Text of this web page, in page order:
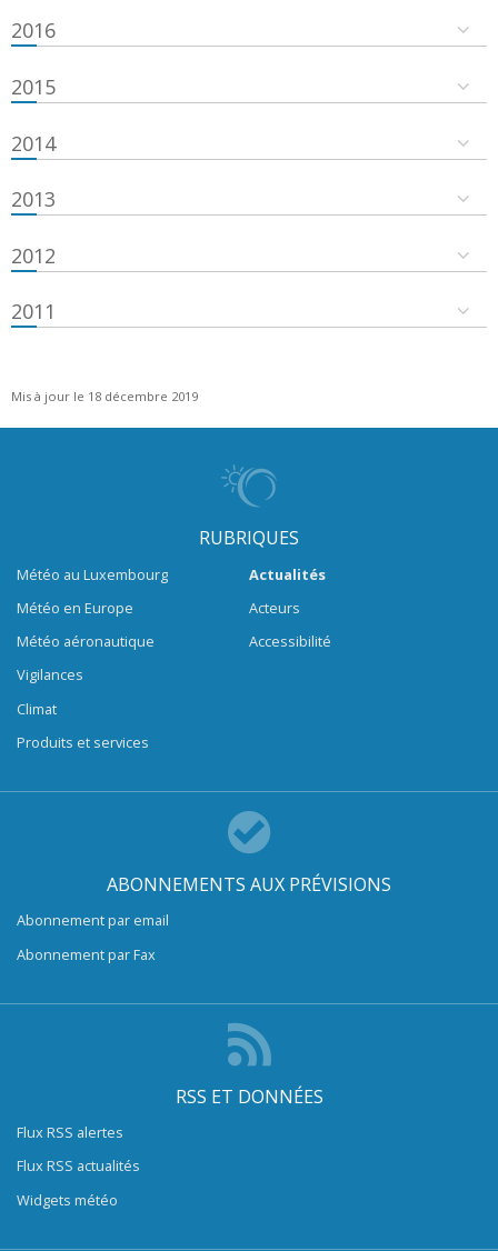
2016
2015
2014
2013
2012
2011
Mis à jour le 18 décembre 2019
RUBRIQUES
Météo au Luxembourg
Météo en Europe
Météo aéronautique
Vigilances
Climat
Produits et services
Actualités
Acteurs
Accessibilité
ABONNEMENTS AUX PRÉVISIONS
Abonnement par email
Abonnement par Fax
RSS ET DONNÉES
Flux RSS alertes
Flux RSS actualités
Widgets météo